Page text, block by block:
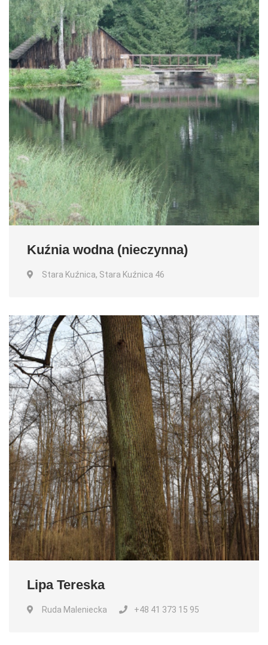
Kuźnia wodna (nieczynna)
Stara Kuźnica, Stara Kuźnica 46
Lipa Tereska
Ruda Maleniecka +48 41 373 15 95